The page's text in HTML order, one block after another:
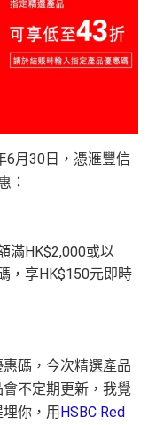
6月30日，憑滙豐信
：
滿HK$2,000或以
，享HK$150元即時
碼，今次精選產品
不定期更新，我覺
你，用 HSBC Red